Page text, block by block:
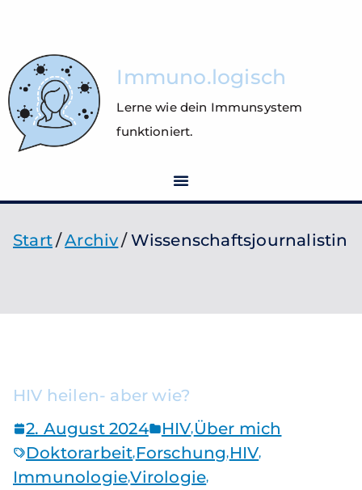
Immuno.logisch
Lerne wie dein Immunsystem
funktioniert.
Start Archiv Wissenschaftsjournalistin
HIV heilen- aber wie?
2. August 2024
HIV,Über mich
Doktorarbeit,Forschung,HIV,
Immunologie,Virologie,